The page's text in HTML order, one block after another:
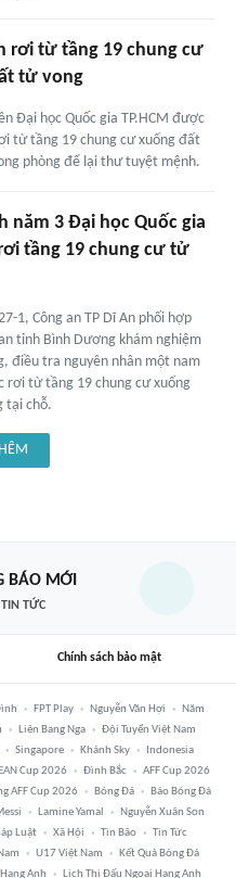
rơi từ tầng 19 chung cư
tử vong
Đại học Quốc gia TP.HCM được
từ tầng 19 chung cư xuống đất
phòng để lại thư tuyệt mệnh.
năm 3 Đại học Quốc gia
tầng 19 chung cư tử
1, Công an TP Dĩ An phối hợp
tỉnh Bình Dương khám nghiệm
điều tra nguyên nhân một nam
rơi từ tầng 19 chung cư xuống
tại chỗ.
BÁO MỚI
TỨC
Chính sách bảo mật
FPT Play Nguyễn Văn Hợi
Năm
Liên Bang Nga
Đội Tuyển Việt Nam
Singapore Khánh Sky
Indonesia
Cup 2026 Đình Bắc
AFF Cup 2026
AFF Cup 2026 Bóng Đá
Báo Bóng Đá
Lamine Yamal
Nguyễn Xuân Son
Luật Xã Hội Tin Bão
Tin Tức
U17 Việt Nam
Kết Quả Bóng Đá
Anh Lịch Thi Đấu Ngoại Hạng Anh